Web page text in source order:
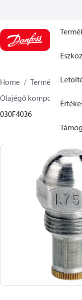
Home Termékek
Olajégő komponensek
030F4036